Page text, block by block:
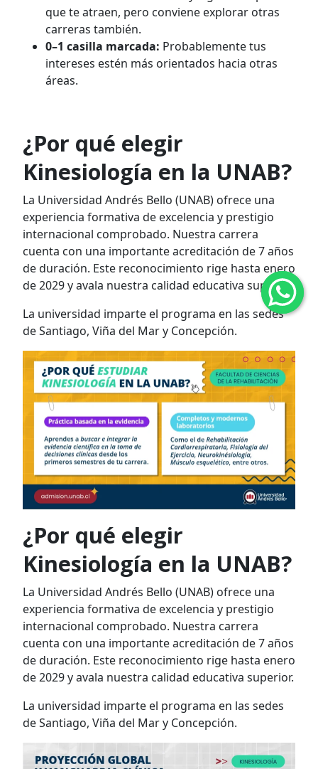
que te atraen, pero conviene explorar otras
carreras también.
0–1 casilla marcada: Probablemente tus
intereses estén más orientados hacia otras
áreas.
¿Por qué elegir
Kinesiología en la UNAB?
La Universidad Andrés Bello (UNAB) ofrece una
experiencia formativa de excelencia y prestigio
internacional comprobado. Nuestra carrera
cuenta con una importante acreditación de 7 años
de duración. Este reconocimiento rige hasta enero
de 2029 y avala nuestra calidad educativa superior.
La universidad imparte el programa en las sedes
de Santiago, Viña del Mar y Concepción.
¿Por qué elegir
Kinesiología en la UNAB?
La Universidad Andrés Bello (UNAB) ofrece una
experiencia formativa de excelencia y prestigio
internacional comprobado. Nuestra carrera
cuenta con una importante acreditación de 7 años
de duración. Este reconocimiento rige hasta enero
de 2029 y avala nuestra calidad educativa superior.
La universidad imparte el programa en las sedes
de Santiago, Viña del Mar y Concepción.